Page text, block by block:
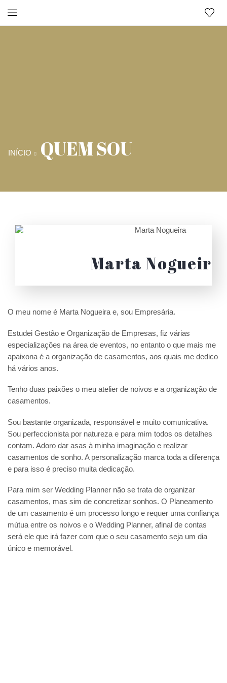
INÍCIO QUEM SOU
Marta Nogueira
Wedding Planner
sonhos.
O meu nome é Marta Nogueira e, sou Empresária.
Estudei Gestão e Organização de Empresas, fiz várias
especializações na área de eventos, no entanto o que mais me
apaixona é a organização de casamentos, aos quais me dedico
há vários anos.
Tenho duas paixões o meu atelier de noivos e a organização de
casamentos.
Sou bastante organizada, responsável e muito comunicativa.
Sou perfeccionista por natureza e para mim todos os detalhes
contam. Adoro dar asas à minha imaginação e realizar
casamentos de sonho. A personalização marca toda a diferença
e para isso é preciso muita dedicação.
Para mim ser Wedding Planner não se trata de organizar
casamentos, mas sim de concretizar sonhos. O Planeamento
de um casamento é um processo longo e requer uma confiança
mútua entre os noivos e o Wedding Planner, afinal de contas
será ele que irá fazer com que o seu casamento seja um dia
único e memorável.